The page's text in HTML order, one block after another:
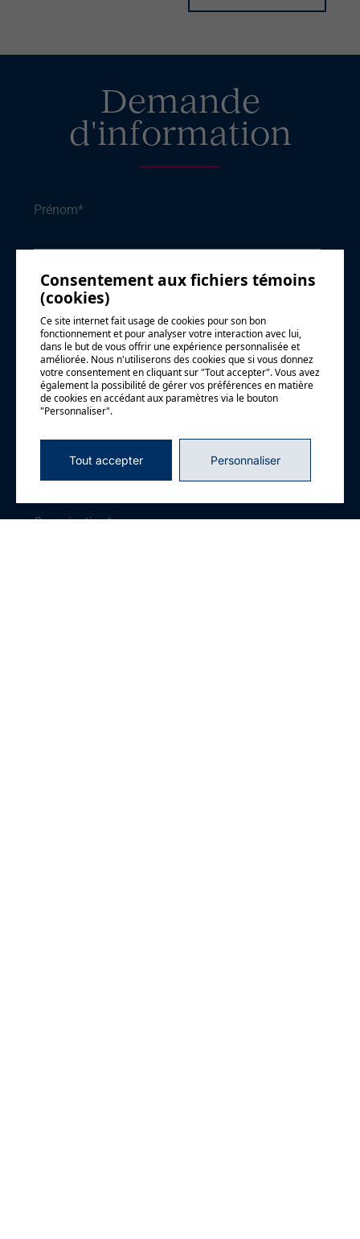
Demande
d'information
Prénom*
Nom*
Courriel*
Téléphone
Organisation*
Consentement aux fichiers témoins
(cookies)
Ce site internet fait usage de cookies pour son bon
fonctionnement et pour analyser votre interaction avec lui,
dans le but de vous offrir une expérience personnalisée et
améliorée. Nous n'utiliserons des cookies que si vous donnez
votre consentement en cliquant sur "Tout accepter". Vous avez
également la possibilité de gérer vos préférences en matière
de cookies en accédant aux paramètres via le bouton
"Personnaliser".
Tout accepter Personnaliser